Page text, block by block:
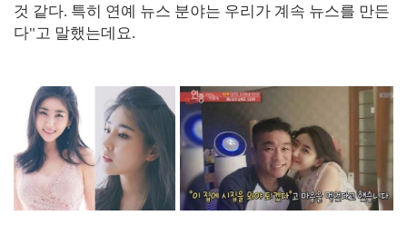
것 같다. 특히 연예 뉴스 분야는 우리가 계속 뉴스를 만든
다"고 말했는데요.